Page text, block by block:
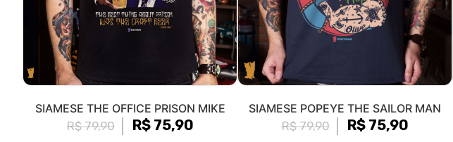
SIAMESE THE OFFICE PRISON MIKE
R$ 79,90
R$ 75,90
SIAMESE POPEYE THE SAILOR MAN
R$ 79,90
R$ 75,90